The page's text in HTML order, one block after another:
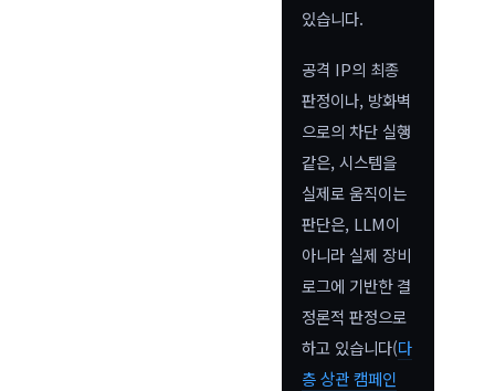
있습니다.
공격 IP의 최종
판정이나, 방화벽
으로의 차단 실행
같은, 시스템을
실제로 움직이는
판단은, LLM이
아니라 실제 장비
로그에 기반한 결
정론적 판정으로
하고 있습니다(다
층 상관 캠페인